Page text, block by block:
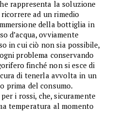
rappresenta la soluzione
ad un rimedio
della bottiglia in
d’acqua, ovviamente
in cui ciò non sia possibile,
problema conservando
finché non si esce di
di tenerla avvolta in un
prima del consumo.
i rossi, che, sicuramente
temperatura al momento